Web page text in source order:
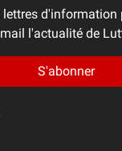
d'information
l'actualité de
S'abonner